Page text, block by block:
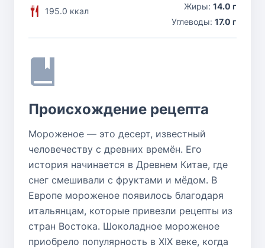
195.0 ккал
Жиры: 14.0 г
Углеводы: 17.0 г
Происхождение рецепта
Мороженое — это десерт, известный
человечеству с древних времён. Его
история начинается в Древнем Китае, где
снег смешивали с фруктами и мёдом. В
Европе мороженое появилось благодаря
итальянцам, которые привезли рецепты из
стран Востока. Шоколадное мороженое
приобрело популярность в XIX веке, когда